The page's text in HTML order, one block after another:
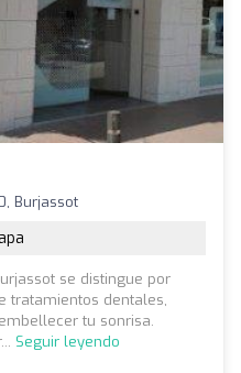
Burjassot
se distingue por
tratamientos dentales,
tu sonrisa.
Seguir leyendo